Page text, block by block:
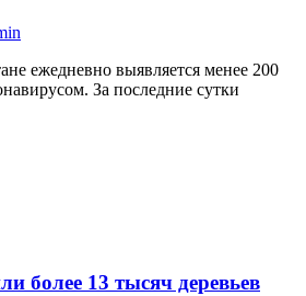
ежедневно выявляется менее 200
За последние сутки
более 13 тысяч деревьев